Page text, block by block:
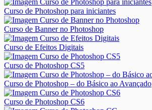
Curso de Photoshop para iniciantes
Curso de Banner no Photoshop
Curso de Efeitos Digitais
Curso de Photoshop CS5
Curso de Photoshop – do Básico ao Avançado
Curso de Photoshop CS6